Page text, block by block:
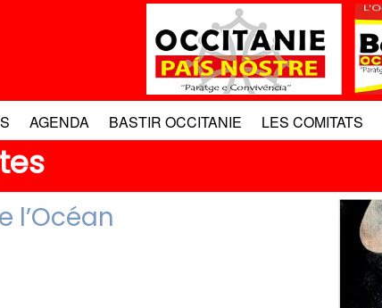
AGENDA BASTIR OCCITANIE LES COMITATS
l’Océan